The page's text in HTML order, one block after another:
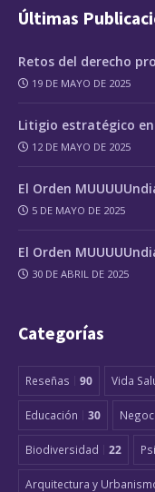
Últimas
Retos del derecho
19 DE MAYO DE 2025
Litigio estratégico
12 DE MAYO DE 2025
El Orden
5 DE MAYO DE 2025
El Orden
30 DE ABRIL DE 2025
Categorías
Reseñas 90 Vida
Educación 30
Biodiversidad 22
Arquitectura y